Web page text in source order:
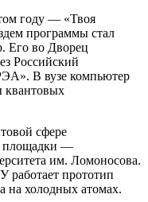
году — ​«Твоя
программы стал
Его во Дворец
Российский
В вузе компьютер
квантовых
сфере
площадки —
им. Ломоносова.
работает прототип
на холодных атомах.